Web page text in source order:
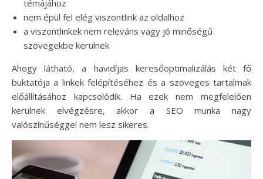
témájához
nem épül fel elég viszontlink az oldalhoz
a viszontlinkek nem releváns vagy jó minőségű
szövegekbe kerülnek
Ahogy látható, a havidíjas keresőoptimalizálás két fő
buktatója a linkek felépítéséhez és a szöveges tartalmak
előállításához kapcsolódik. Ha ezek nem megfelelően
kerülnek elvégzésre, akkor a SEO munka nagy
valószínűséggel nem lesz sikeres.